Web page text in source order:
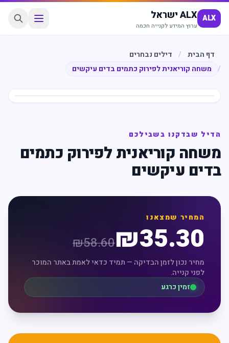
ALX ALX ישראל
ערוץ המידע לקנייה חכמה
דף הבית /
דילים נבחרים
/
משחה קוריאנית לפירוק כתמים בדים עיקשים
הדיל שבדקנו בשבילכם
משחה קוריאנית לפירוק כתמים
בדים עיקשים
המחיר שמצאנו
₪35.30
₪58.60
מחיר נכון לזמן הבדיקה — תמיד כדאי לאמת באתר המוכר
לפני קנייה.
זמין כרגע